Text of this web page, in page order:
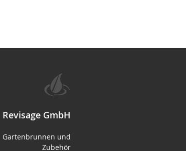
Revisage GmbH
Gartenbrunnen und
Zubehör